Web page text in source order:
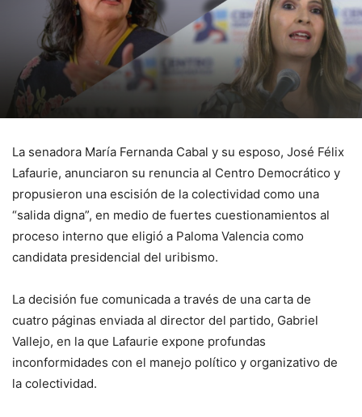
La senadora María Fernanda Cabal y su esposo, José Félix
Lafaurie, anunciaron su renuncia al Centro Democrático y
propusieron una escisión de la colectividad como una
“salida digna”, en medio de fuertes cuestionamientos al
proceso interno que eligió a Paloma Valencia como
candidata presidencial del uribismo.
La decisión fue comunicada a través de una carta de
cuatro páginas enviada al director del partido, Gabriel
Vallejo, en la que Lafaurie expone profundas
inconformidades con el manejo político y organizativo de
la colectividad.